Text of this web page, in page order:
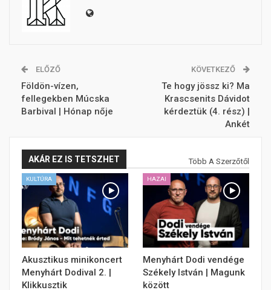
ELŐZŐ
Földön-vízen,
fellegekben Múcska
Barbival | Hónap nője
KÖVETKEZŐ
Te hogy jössz ki? Ma
Krascsenits Dávidot
kérdeztük (4. rész) |
Ankét
AKÁR EZ IS TETSZHET Több A Szerzőtől
KULTÚRA
Akusztikus minikoncert
Menyhárt Dodival 2. |
Klikkusztik
HAZAI
Menyhárt Dodi vendége
Székely István | Magunk
között